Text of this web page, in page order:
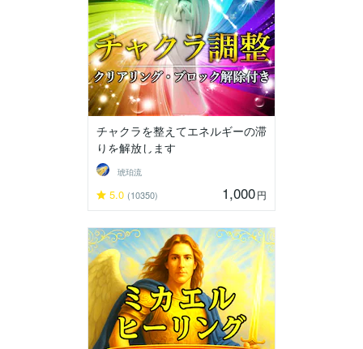
チャクラを整えてエネルギーの滞
りを解放します
琥珀流
5.0 (10350) 1,000円